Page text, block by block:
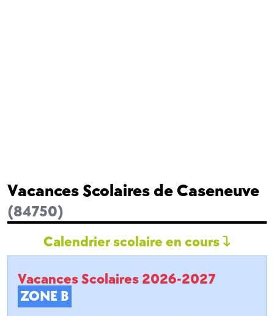
Vacances Scolaires de Caseneuve
(84750)
Calendrier scolaire en cours
Vacances Scolaires 2026-2027
ZONE B